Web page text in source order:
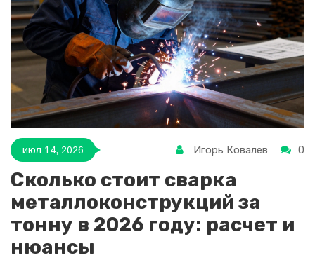
июл 14, 2026 Игорь Ковалев 0
Сколько стоит сварка
металлоконструкций за
тонну в 2026 году: расчет и
нюансы